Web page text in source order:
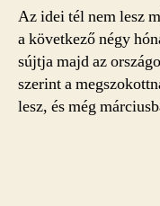
Az idei tél nem lesz
a következő négy
sújtja majd az
szerint a
lesz, és még